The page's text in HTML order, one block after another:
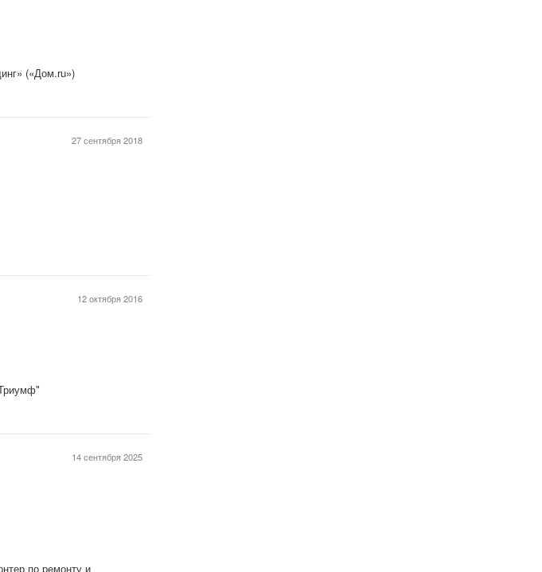
(«Дом.ru»)
27 сентября 2018
12 октября 2016
14 сентября 2025
по ремонту и